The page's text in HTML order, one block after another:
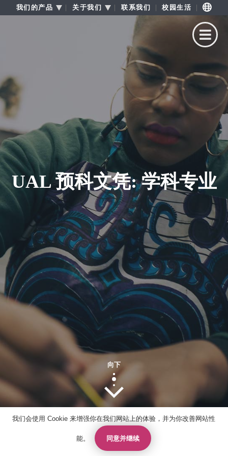
我们的产品 关于我们 联系我们 校园生活
UAL 预科文凭: 学科专业
向下
按媒体类型浏览......
视频
照片
VR 游览
或按类别浏览
此处的校区
此处的学习
此处的热门搜索
我们会使用 Cookie 来增强你在我们网站上的体验，并为你改善网站性
能。 同意并继续